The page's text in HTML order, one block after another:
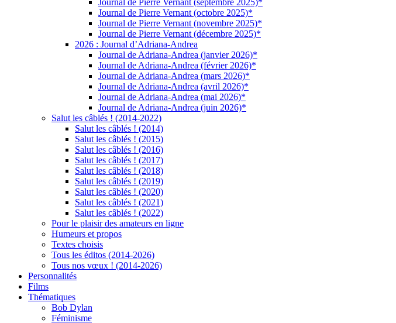
Journal de Pierre Vernant (septembre 2025)*
Journal de Pierre Vernant (octobre 2025)*
Journal de Pierre Vernant (novembre 2025)*
Journal de Pierre Vernant (décembre 2025)*
2026 : Journal d’Adriana-Andrea
Journal de Adriana-Andrea (janvier 2026)*
Journal de Adriana-Andrea (février 2026)*
Journal de Adriana-Andrea (mars 2026)*
Journal de Adriana-Andrea (avril 2026)*
Journal de Adriana-Andrea (mai 2026)*
Journal de Adriana-Andrea (juin 2026)*
Salut les câblés ! (2014-2022)
Salut les câblés ! (2014)
Salut les câblés ! (2015)
Salut les câblés ! (2016)
Salut les câblés ! (2017)
Salut les câblés ! (2018)
Salut les câblés ! (2019)
Salut les câblés ! (2020)
Salut les câblés ! (2021)
Salut les câblés ! (2022)
Pour le plaisir des amateurs en ligne
Humeurs et propos
Textes choisis
Tous les éditos (2014-2026)
Tous nos vœux ! (2014-2026)
Personnalités
Films
Thématiques
Bob Dylan
Féminisme